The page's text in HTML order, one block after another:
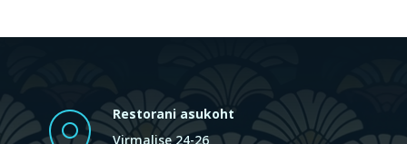
Restorani asukoht